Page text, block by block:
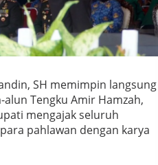
SH memimpin langsung
Tengku Amir Hamzah,
mengajak seluruh
pahlawan dengan karya